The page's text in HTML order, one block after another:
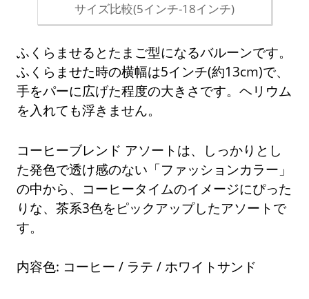
サイズ比較(5インチ-18インチ)
ふくらませるとたまご型になるバルーンです。
ふくらませた時の横幅は5インチ(約13cm)で、
手をパーに広げた程度の大きさです。ヘリウム
を入れても浮きません。
コーヒーブレンド アソートは、しっかりとし
た発色で透け感のない「ファッションカラー」
の中から、コーヒータイムのイメージにぴった
りな、茶系3色をピックアップしたアソートで
す。
内容色: コーヒー / ラテ / ホワイトサンド